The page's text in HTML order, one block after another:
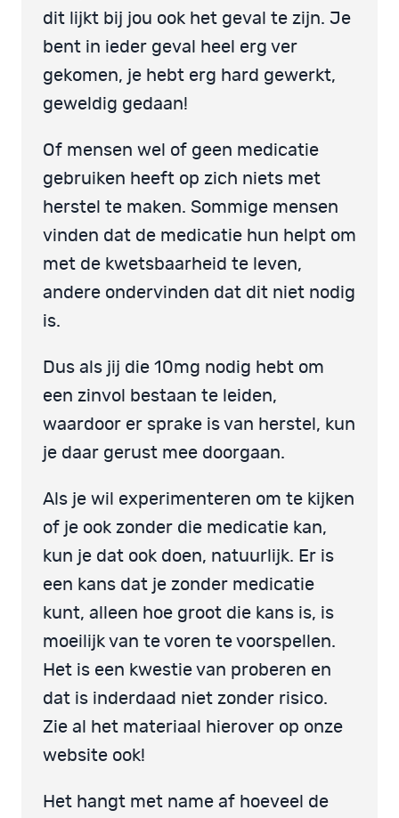
dit lijkt bij jou ook het geval te zijn. Je
bent in ieder geval heel erg ver
gekomen, je hebt erg hard gewerkt,
geweldig gedaan!
Of mensen wel of geen medicatie
gebruiken heeft op zich niets met
herstel te maken. Sommige mensen
vinden dat de medicatie hun helpt om
met de kwetsbaarheid te leven,
andere ondervinden dat dit niet nodig
is.
Dus als jij die 10mg nodig hebt om
een zinvol bestaan te leiden,
waardoor er sprake is van herstel, kun
je daar gerust mee doorgaan.
Als je wil experimenteren om te kijken
of je ook zonder die medicatie kan,
kun je dat ook doen, natuurlijk. Er is
een kans dat je zonder medicatie
kunt, alleen hoe groot die kans is, is
moeilijk van te voren te voorspellen.
Het is een kwestie van proberen en
dat is inderdaad niet zonder risico.
Zie al het materiaal hierover op onze
website ook!
Het hangt met name af hoeveel de